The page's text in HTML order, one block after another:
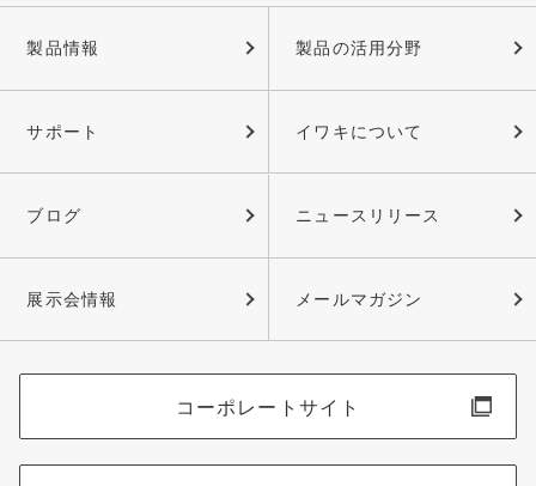
製品情報 製品の活用分野
サポート イワキについて
ブログ ニュースリリース
展示会情報 メールマガジン
コーポレートサイト